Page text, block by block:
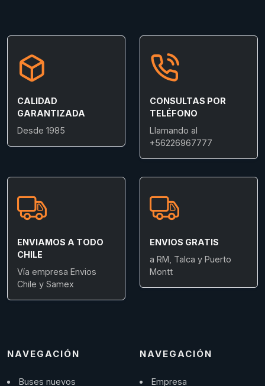
CALIDAD
GARANTIZADA
Desde 1985
CONSULTAS POR
TELÉFONO
Llamando al
+56226967777
ENVIAMOS A TODO
CHILE
Vía empresa Envios
Chile y Samex
ENVIOS GRATIS
a RM, Talca y Puerto
Montt
NAVEGACIÓN
Buses nuevos
NAVEGACIÓN
Empresa